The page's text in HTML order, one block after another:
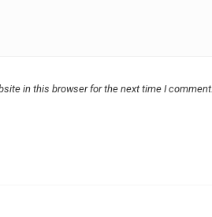
in this browser for the next time I comment.